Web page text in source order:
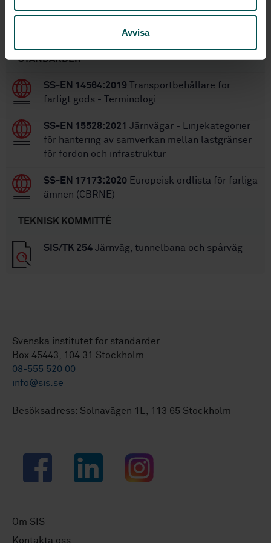
Avvisa
STANDARDER
SS-EN 14564:2019 Transportbehållare för
farligt gods - Terminologi
SS-EN 15528:2021 Järnvägar - Linjekategorier
för hantering av samverkan mellan lastgränser
för fordon och infrastruktur
SS-EN 17173:2020 Europeisk ordlista för farliga
ämnen (CBRNE)
TEKNISK KOMMITTÉ
SIS/TK 254 Järnväg, tunnelbana och spårväg
Svenska institutet för standarder
Box 45443, 104 31 Stockholm
08-555 520 00
info@sis.se
Besöksadress: Solnavägen 1E, 113 65 Stockholm
Facebook LinkedIn Instagram
Om SIS
Kontakta oss